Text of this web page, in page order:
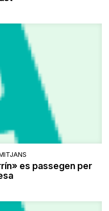
es passegen per